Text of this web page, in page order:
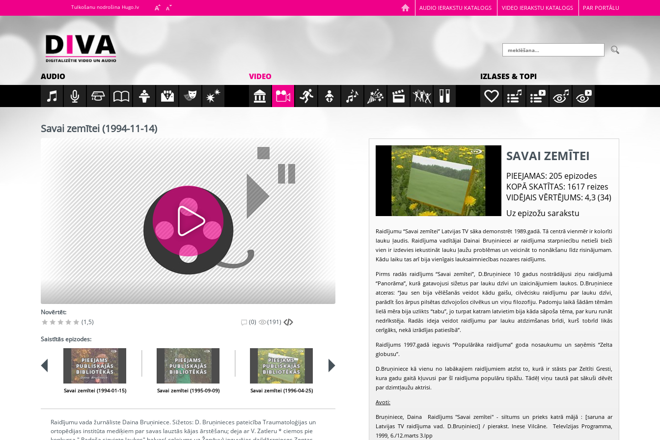
AUDIO IERAKSTU KATALOGS VIDEO IERAKSTU KATALOGS PAR PORTĀLU
Tulkošanu nodrošina Hugo.lv
AUDIO VIDEO IZLASES & TOPI
Savai zemītei (1994-11-14)
Novērtēt:
(1,5)
(0) (191)
Saistītās epizodes:
PIEEJAMS
PUBLISKAJĀS
BIBLIOTĒKĀS
Savai zemītei (1994-01-15)
PIEEJAMS
PUBLISKAJĀS
BIBLIOTĒKĀS
Savai zemītei (1995-09-09)
PIEEJAMS
PUBLISKAJĀS
BIBLIOTĒKĀS
Savai zemītei (1996-04-25)
PUBLISKAJĀS
BIBLIOTĒKĀS
Savai zemītei (1996-06-29)
PUBLISKAJĀS
BIBLIOTĒKĀS
Raidījumu vada žurnāliste Daina Bruņiniece. Sižetos: D. Bruņinieces pateicība Traumatoloģijas un
ortopēdijas institūta mediķiem par savas lauztās kājas ārstēšanu; deja ar V. Zatleru * ciemos pie
SAVAI ZEMĪTEI
PIEEJAMAS: 205 epizodes
KOPĀ SKATĪTAS: 1617 reizes
VIDĒJAIS VĒRTĒJUMS: 4,3 (34)
Uz epizožu sarakstu
Raidījumu “Savai zemītei” Latvijas TV sāka demonstrēt 1989.gadā. Tā centrā vienmēr ir kolorīti
lauku ļaudis. Raidījuma vadītājai Dainai Bruņiniecei ar raidījuma starpniecību netieši bieži
vien ir izdevies iekustināt lauku ļaužu problēmas un veicināt to nonākšanu līdz risinājumam.
Kādu laiku tas arī bija vienīgais lauksaimniecības nozares raidījums.
Pirms radās raidījums “Savai zemītei”, D.Bruņiniece 10 gadus nostrādājusi ziņu raidījumā
“Panorāma”, kurā gatavojusi sižetus par lauku dzīvi un izaicinājumiem laukos. D.Bruņiniece
atceras: “Jau sen bija vēlēšanās veidot kādu gaišu, cilvēcisku raidījumu par lauku dzīvi,
parādīt šos ārpus pilsētas dzīvojošos cilvēkus un viņu filozofiju. Padomju laikā šādām tēmām
lielā mēra bija uzlikts “tabu”, jo turpat katram latvietim bija kāda sāpoša tēma, par kuru runāt
nedrīkstēja. Radās ideja veidot raidījumu par lauku atdzimšanas brīdi, kurš tobrīd likās
cerīgāks, nekā izrādījas patiesībā”.
Raidījums 1997.gadā ieguvis “Populārāka raidījuma” goda nosaukumu un saņēmis “Zelta
globusu”.
D.Bruņiniece kā vienu no labākajiem raidījumiem atzīst to, kurā ir stāsts par Zeltīti Gresti,
kura gadu gaitā kļuvusi par šī raidījuma populāru tipāžu. Tādēļ viņu tautā pat sākuši dēvēt
par dzimtļaužu aktrisi.
Avoti:
Bruņiniece, Daina Raidījums "Savai zemītei" - siltums un prieks katrā mājā : [saruna ar
Latvijas TV raidījuma vad. D.Bruņinieci] / pierakst. Inese Vilcāne. Televīzijas Programma,
1999, 6./12.marts 3.lpp